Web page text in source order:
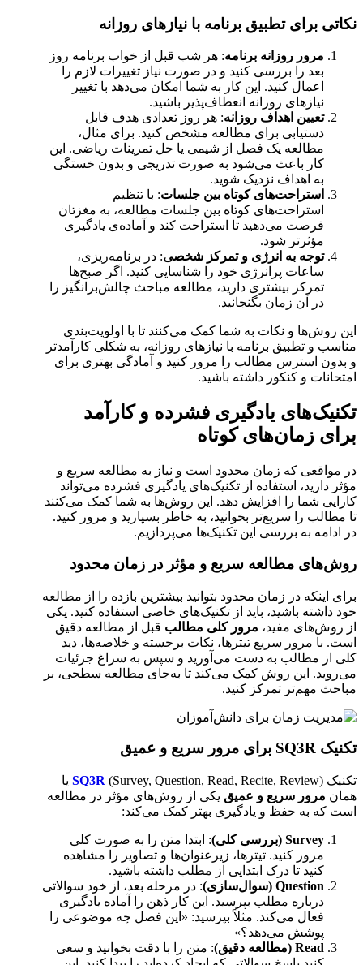
نکاتی برای تطبیق برنامه با نیازهای روزانه
مرور روزانه برنامه: هر شب قبل از خواب برنامه روز
بعد را بررسی کنید و در صورت نیاز تغییرات لازم را
اعمال کنید. این کار به شما امکان می‌دهد با تغییر
نیازهای روزانه انعطاف‌پذیر باشید.
تعیین اهداف روزانه: هر روز تعدادی هدف قابل
دستیابی برای مطالعه مشخص کنید. برای مثال،
مطالعه یک فصل از شیمی یا حل تمرینات ریاضی. این
کار باعث می‌شود به صورت تدریجی و بدون خستگی
به اهداف نزدیک شوید.
استراحت‌های کوتاه بین جلسات: با تنظیم
استراحت‌های کوتاه بین جلسات مطالعه، به مغزتان
فرصت می‌دهید تا استراحت کند و آماده‌ی یادگیری
مؤثرتر شود.
توجه به انرژی و تمرکز شخصی: در برنامه‌ریزی،
ساعات پرانرژی خود را شناسایی کنید. اگر صبح‌ها
تمرکز بیشتری دارید، مطالعه مباحث چالش‌برانگیز را
در آن زمان بگنجانید.
این روش‌ها و نکات به شما کمک می‌کنند تا با اولویت‌بندی
مناسب و تطبیق برنامه با نیازهای روزانه، به شکلی کارآمدتر
و بدون استرس مطالب را مرور کنید و آمادگی بهتری برای
امتحانات و کنکور داشته باشید.
تکنیک‌های یادگیری فشرده و کارآمد
برای زمان‌های کوتاه
در مواقعی که زمان محدود است و نیاز به مطالعه سریع و
مؤثر دارید، استفاده از تکنیک‌های یادگیری فشرده می‌تواند
کارایی شما را افزایش دهد. این روش‌ها به شما کمک می‌کنند
تا مطالب را سریع‌تر بخوانید، به خاطر بسپارید و مرور کنید.
در ادامه به بررسی این تکنیک‌ها می‌پردازیم.
روش‌های مطالعه سریع و مؤثر در زمان محدود
برای اینکه در زمان محدود بتوانید بیشترین بازده را از مطالعه
خود داشته باشید، باید از تکنیک‌های خاصی استفاده کنید. یکی
از روش‌های مفید، مرور کلی مطالب قبل از مطالعه دقیق
است. با مرور سریع تیترها، نکات برجسته و خلاصه‌ها، دید
کلی از مطالب به دست می‌آورید و سپس به سراغ جزئیات
می‌روید. این روش کمک می‌کند تا به‌جای مطالعه سطحی، بر
مباحث مهم‌تر تمرکز کنید.
تکنیک SQ3R برای مرور سریع و عمیق
تکنیک SQ3R (Survey, Question, Read, Recite, Review) یا
همان مرور سریع و عمیق یکی از روش‌های مؤثر در مطالعه
است که به حفظ و یادگیری بهتر کمک می‌کند:
Survey (بررسی کلی)
: ابتدا متن را به صورت کلی
مرور کنید. تیترها، زیرعنوان‌ها و تصاویر را مشاهده
کنید تا درک ابتدایی از مطلب داشته باشید.
Question (سوال‌سازی)
: در مرحله بعد، از خود سوالاتی
درباره مطلب بپرسید. این کار ذهن را آماده یادگیری
فعال می‌کند. مثلاً بپرسید: «این فصل چه موضوعی را
پوشش می‌دهد؟»
Read (مطالعه دقیق)
: متن را با دقت بخوانید و سعی